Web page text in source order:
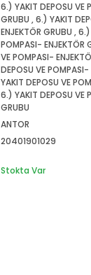
6.) YAKIT DEPOSU VE
GRUBU ,6.) YAKIT
ENJEKTÖR GRUBU ,6.)
POMPASI- ENJEKTÖR
VE POMPASI-
DEPOSU VE POMPASI-
YAKIT DEPOSU VE
6.) YAKIT DEPOSU VE
GRUBU
ANTOR
20401901029
Stokta Var